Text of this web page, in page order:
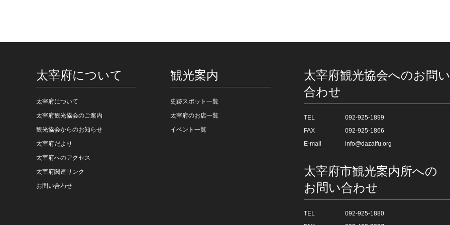
太宰府について
太宰府について
太宰府観光協会のご案内
観光協会からのお知らせ
太宰府だより
太宰府へのアクセス
太宰府関連リンク
お問い合わせ
観光案内
史跡スポット一覧
太宰府のお店一覧
イベント一覧
太宰府観光協会へのお問
合わせ
TEL
092-925-1899
FAX
092-925-1866
E-mail
info@dazaifu.org
太宰府市観光案内所への
お問い合わせ
TEL
092-925-1880